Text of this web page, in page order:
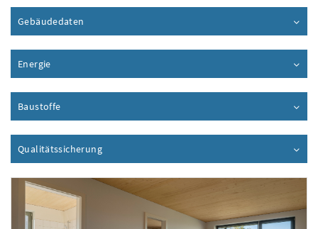
Gebäudedaten
Energie
Baustoffe
QualitätssicherungInhalt aufklappen